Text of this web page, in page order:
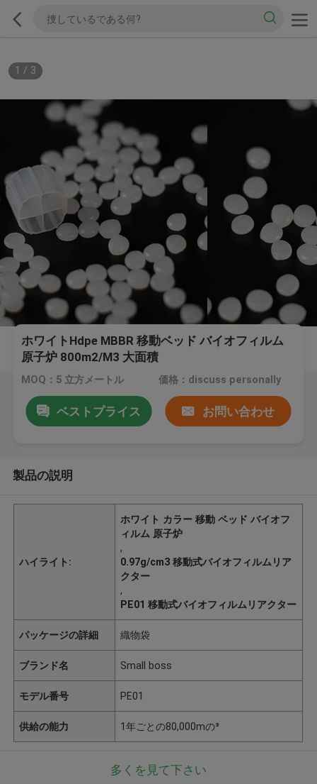
1 / 3
ホワイトHdpe MBBR 移動ベッド バイオフィルム
原子炉 800m2/M3 大面積
MOQ：5 立方メートル 価格：discuss personally
ベストプライス お問い合わせ
製品の説明
ハイライト:
ホワイト カラー 移動 ベッド バイオフ
ィルム 原子炉
,
0.97g/cm3 移動式バイオフィルムリア
クター
,
PE01 移動式バイオフィルムリアクター
パッケージの詳細 織物袋
ブランド名 Small boss
モデル番号 PE01
供給の能力 1年ごとの80,000mの³
多くを見て下さい